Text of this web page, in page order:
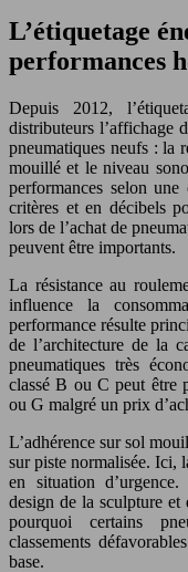
L’étiquetage
performances
Depuis 2012,
distributeurs l’affichage
pneumatiques neufs : la
mouillé et le niveau
performances selon
critères et en décibels
lors de l’achat de
peuvent être importants.
La résistance au
influence la
performance résulte
de l’architecture de la
pneumatiques très
classé B ou C peut être
ou G malgré un prix
L’adhérence sur sol
sur piste normalisée. Ici,
en situation
design de la sculpture
pourquoi certains
classements
base.